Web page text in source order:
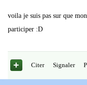
voila je suis pas sur que
participer :D
Citer Signaler